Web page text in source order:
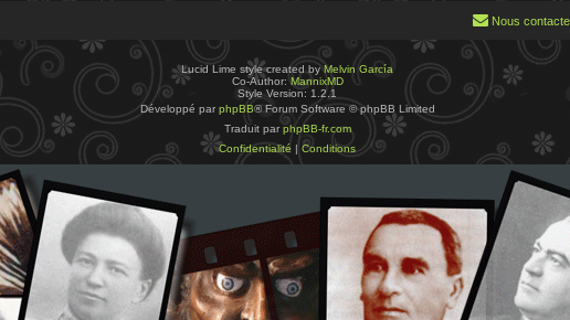
Nous
Lucid Lime style created byMelvin García
Co-Author: MannixMD
Style Version: 1.2.1
Développé par phpBB® Forum Software © phpBB Limited
Traduit par phpBB-fr.com
Confidentialité | Conditions